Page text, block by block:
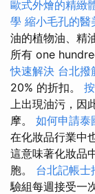
歐式外燴的精緻
學 縮小毛孔的醫
油的植物油、精
所有 one
快速解決 台北撥
20% 的折扣。
上出現油污，因
摩。 如何申請泰
在化妝品行業中
這意味著化妝品
胞。 台北記帳士
驗組每週接受一